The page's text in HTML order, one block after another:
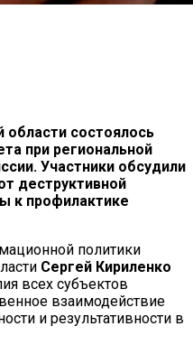
области состоялось
при региональной
Участники обсудили
деструктивной
к профилактике
политики
Сергей Кириленко
всех субъектов
взаимодействие
и результативности в